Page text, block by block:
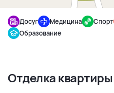
Досуг Медицина Спорт
Образование
Отделка квартиры